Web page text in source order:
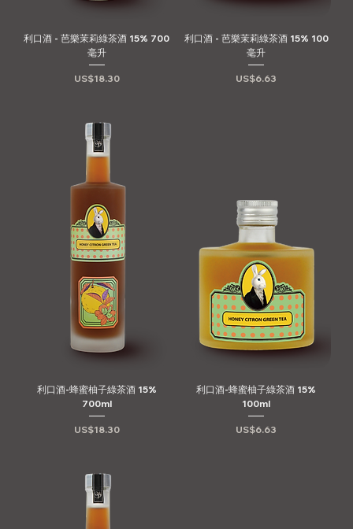
利口酒 - 芭樂茉莉綠茶酒 15% 700
毫升
價格
US$18.30
利口酒 - 芭樂茉莉綠茶酒 15% 100
毫升
價格
US$6.63
利口酒-蜂蜜柚子綠茶酒 15%
700ml
價格
US$18.30
利口酒-蜂蜜柚子綠茶酒 15%
100ml
價格
US$6.63